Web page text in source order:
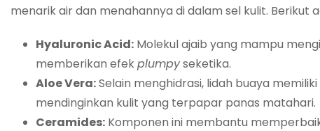
menarik air dan menahannya di dalam sel kulit. Berikut
Hyaluronic Acid: Molekul ajaib yang mampu
memberikan efekplumpyseketika.
Aloe Vera:Selain menghidrasi, lidah buaya
mendinginkan kulit yang terpapar panas matahari.
Ceramides: Komponen ini membantu